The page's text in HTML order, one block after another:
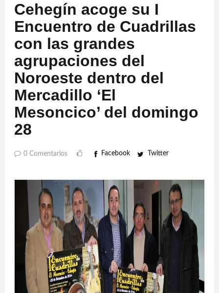
Cehegín acoge su I
Encuentro de Cuadrillas
con las grandes
agrupaciones del
Noroeste dentro del
Mercadillo ‘El
Mesoncico’ del domingo
28
0 Comentarios Facebook Twitter